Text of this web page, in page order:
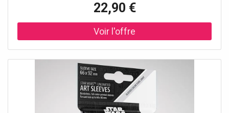
22,90 €